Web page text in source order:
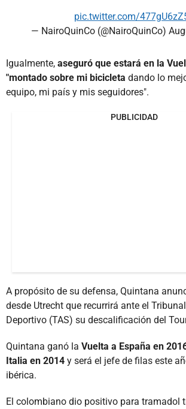
pic.twitter.com/
— NairoQuinCo (@NairoQuinCo)
Igualmente, aseguró que estará en la
"montado sobre mi bicicleta dando lo
equipo, mi país y mis seguidores".
PUBLICIDAD
A propósito de su defensa, Quintana
desde Utrecht que recurrirá ante el
Deportivo (TAS) su descalificación del
Quintana ganó la Vuelta a España en
Italia en 2014 y será el jefe de filas este
ibérica.
El colombiano dio positivo para tramadol